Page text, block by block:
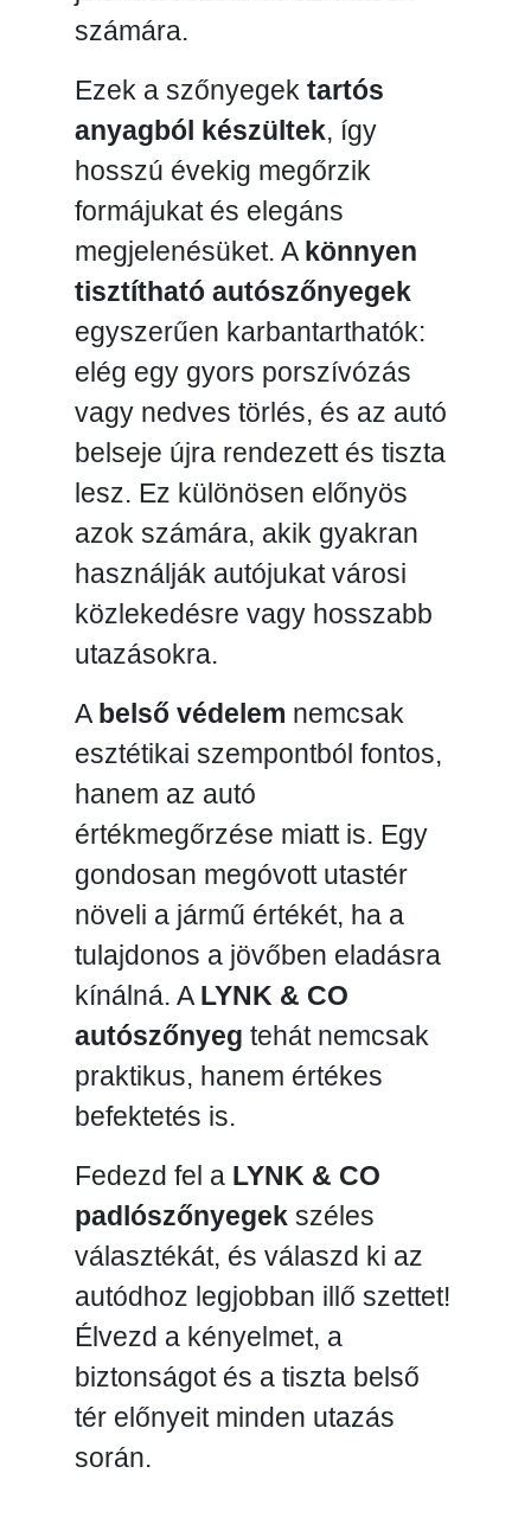
számára.
Ezek a szőnyegek tartós
anyagból készültek, így
hosszú évekig megőrzik
formájukat és elegáns
megjelenésüket. A könnyen
tisztítható autószőnyegek
egyszerűen karbantarthatók:
elég egy gyors porszívózás
vagy nedves törlés, és az autó
belseje újra rendezett és tiszta
lesz. Ez különösen előnyös
azok számára, akik gyakran
használják autójukat városi
közlekedésre vagy hosszabb
utazásokra.
A belső védelem nemcsak
esztétikai szempontból fontos,
hanem az autó
értékmegőrzése miatt is. Egy
gondosan megóvott utastér
növeli a jármű értékét, ha a
tulajdonos a jövőben eladásra
kínálná. A LYNK & CO
autószőnyeg tehát nemcsak
praktikus, hanem értékes
befektetés is.
Fedezd fel a LYNK & CO
padlószőnyegekszéles
választékát, és válaszd ki az
autódhoz legjobban illő szettet!
Élvezd a kényelmet, a
biztonságot és a tiszta belső
tér előnyeit minden utazás
során.